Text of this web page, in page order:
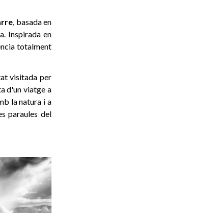
, basada en
Inspirada en
totalment
visitada per
d'un viatge a
la natura i a
paraules del